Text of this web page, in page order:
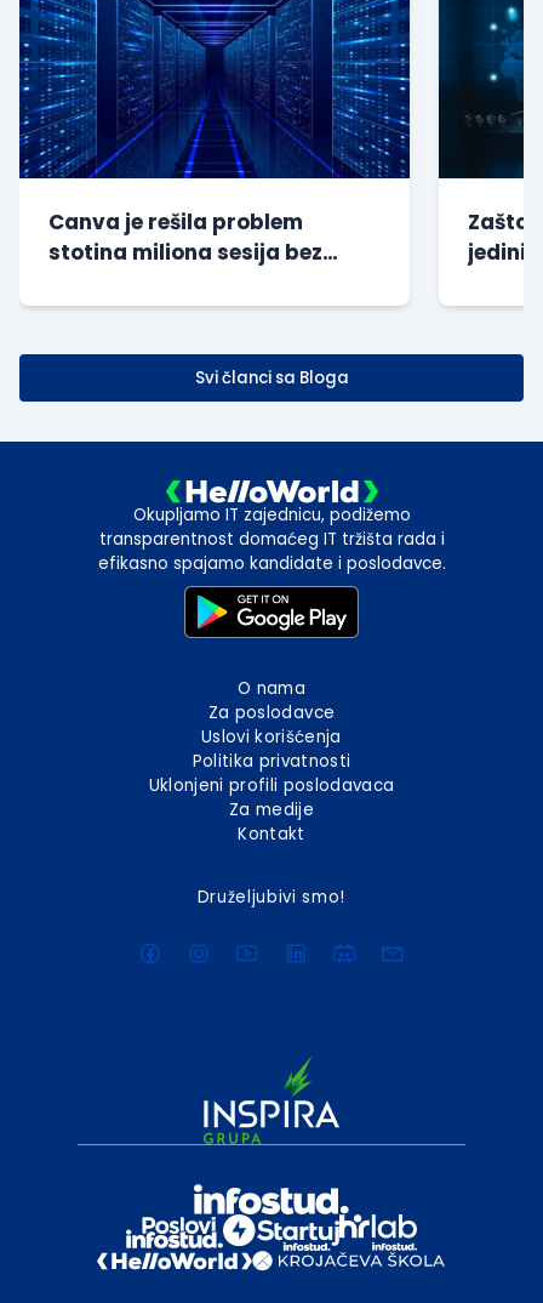
Canva je rešila problem
stotina miliona sesija bez
Zašto
jedini
Svi članci sa Bloga
Okupljamo IT zajednicu, podižemo
transparentnost domaćeg IT tržišta rada i
efikasno spajamo kandidate i poslodavce.
O nama
Za poslodavce
Uslovi korišćenja
Politika privatnosti
Uklonjeni profili poslodavaca
Za medije
Kontakt
Druželjubivi smo!